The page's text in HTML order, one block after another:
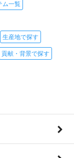
ム一覧
生産地で探す
貢献・背景で探す